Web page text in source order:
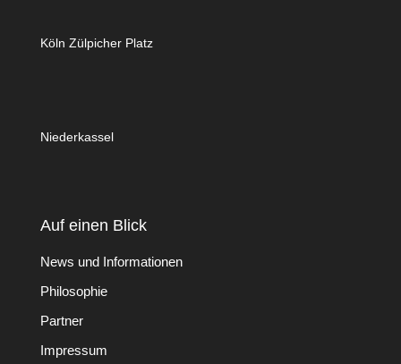
Köln Zülpicher Platz
Niederkassel
Auf einen Blick
News und Informationen
Philosophie
Partner
Impressum